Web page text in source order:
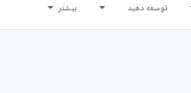
توسعه دهید بیشتر